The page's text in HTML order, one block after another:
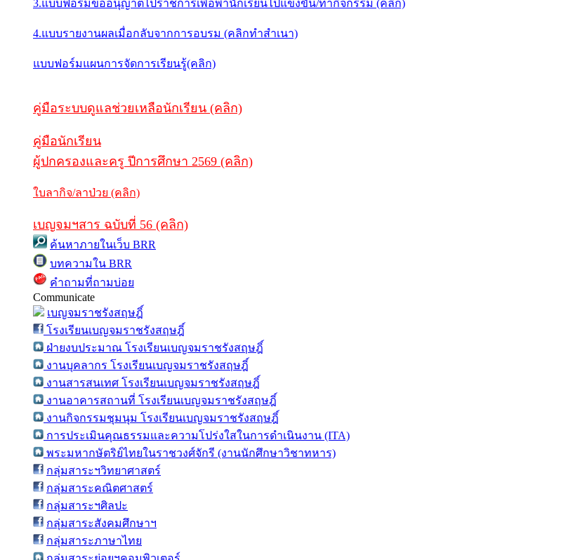
3.แบบฟอร์มขออนุญาตไปราชการเพื่อพานักเรียนไปแข่งขัน/ทำกิจกรรม (คลิก)
4.แบบรายงานผลเมื่อกลับจากการอบรม (คลิกทำสำเนา)
แบบฟอร์มแผนการจัดการเรียนรู้(คลิก)
คู่มือระบบดูแลช่วยเหลือนักเรียน (คลิก)
คู่มือนักเรียน
ผู้ปกครองและครู ปีการศึกษา 2569 (คลิก)
ใบลากิจ/ลาป่วย (คลิก)
เบญจมฯสาร ฉบับที่ 56 (คลิก)
ค้นหาภายในเว็บ BRR
บทความใน BRR
คำถามที่ถามบ่อย
Communicate
เบญจมราชรังสฤษฎิ์
โรงเรียนเบญจมราชรังสฤษฎิ์
ฝ่ายงบประมาณ โรงเรียนเบญจมราชรังสฤษฎิ์
งานบุคลากร โรงเรียนเบญจมราชรังสฤษฎิ์
งานสารสนเทศ โรงเรียนเบญจมราชรังสฤษฎิ์
งานอาคารสถานที่ โรงเรียนเบญจมราชรังสฤษฎิ์
งานกิจกรรมชุมนุม โรงเรียนเบญจมราชรังสฤษฎิ์
การประเมินคุณธรรมและความโปร่งใสในการดำเนินงาน (ITA)
พระมหากษัตริย์ไทยในราชวงศ์จักรี (งานนักศึกษาวิชาทหาร)
กลุ่มสาระฯวิทยาศาสตร์
กลุ่มสาระคณิตศาสตร์
กลุ่มสาระฯศิลปะ
กลุ่มสาระสังคมศึกษาฯ
กลุ่มสาระภาษาไทย